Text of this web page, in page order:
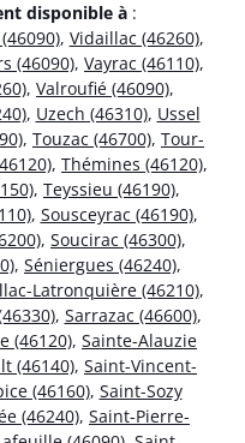
disponible à :
, Vidaillac (46260),
(46090), Vayrac (46110),
, Valroufié (46090),
, Uzech (46310), Ussel
, Touzac (46700), Tour-
, Thémines (46120),
, Teyssieu (46190),
, Sousceyrac (46190),
, Soucirac (46300),
, Séniergues (46240),
Latronquière (46210),
, Sarrazac (46600),
(46120), Sainte-Alauzie
(46140), Saint-Vincent-
(46160), Saint-Sozy
(46240), Saint-Pierre-